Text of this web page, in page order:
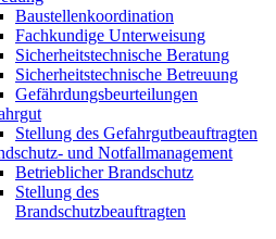
Baustellenkoordination
Fachkundige Unterweisung
Sicherheitstechnische Beratung
Sicherheitstechnische Betreuung
Gefährdungsbeurteilungen
Stellung des Gefahrgutbeauftragten
und Notfallmanagement
Betrieblicher Brandschutz
Stellung des
Brandschutzbeauftragten